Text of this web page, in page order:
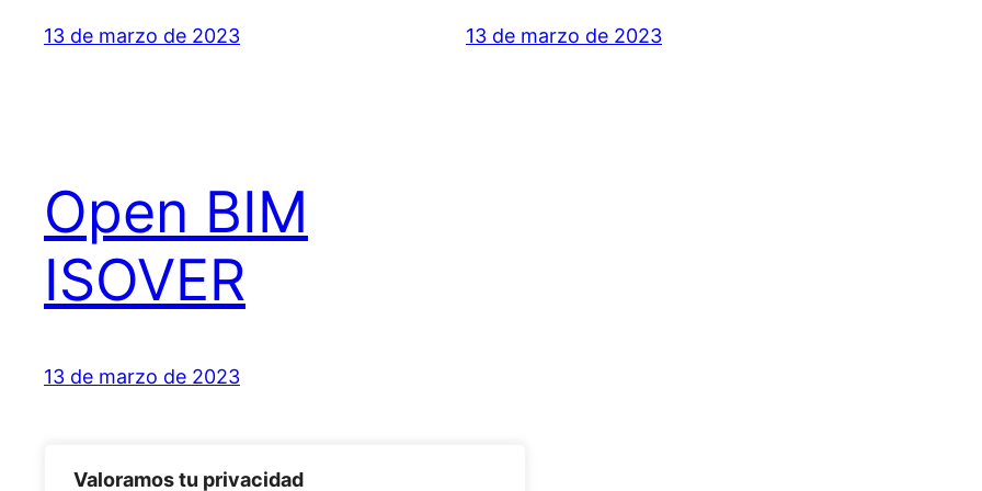
Valoramos tu privacidad
13 de marzo de 2023 13 de marzo de 2023
Open BIM
ISOVER
13 de marzo de 2023